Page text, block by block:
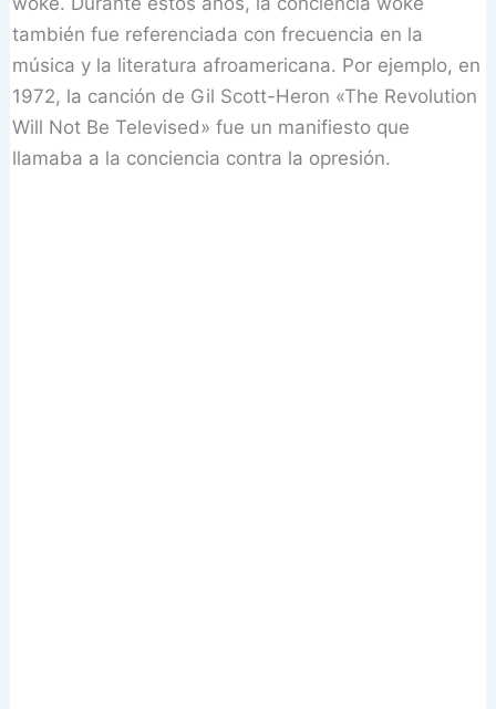
también fue referenciada con frecuencia en la
música y la literatura afroamericana. Por ejemplo, en
1972, la canción de Gil Scott-Heron «The Revolution
Will Not Be Televised» fue un manifiesto que
llamaba a la conciencia contra la opresión.